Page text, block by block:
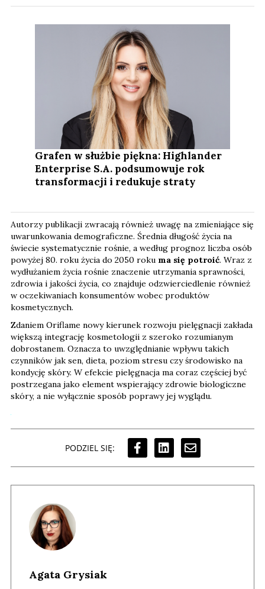
Grafen w służbie piękna: Highlander
Enterprise S.A. podsumowuje rok
transformacji i redukuje straty
Autorzy publikacji zwracają również uwagę na zmieniające się
uwarunkowania demograficzne. Średnia długość życia na
świecie systematycznie rośnie, a według prognoz liczba osób
powyżej 80. roku życia do 2050 roku ma się potroić. Wraz z
wydłużaniem życia rośnie znaczenie utrzymania sprawności,
zdrowia i jakości życia, co znajduje odzwierciedlenie również
w oczekiwaniach konsumentów wobec produktów
kosmetycznych.
Zdaniem Oriflame nowy kierunek rozwoju pielęgnacji zakłada
większą integrację kosmetologii z szeroko rozumianym
dobrostanem. Oznacza to uwzględnianie wpływu takich
czynników jak sen, dieta, poziom stresu czy środowisko na
kondycję skóry. W efekcie pielęgnacja ma coraz częściej być
postrzegana jako element wspierający zdrowie biologiczne
skóry, a nie wyłącznie sposób poprawy jej wyglądu.
PODZIEL SIĘ:
Agata Grysiak